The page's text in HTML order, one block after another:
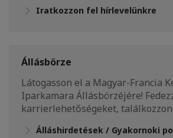
Iratkozzon fel hírlevelünkre
Állásbörze
Látogasson el a Magyar-Francia
Iparkamara Állásbörzéjére!
karrierlehetőségeket,
Álláshirdetések / Gyakornoki